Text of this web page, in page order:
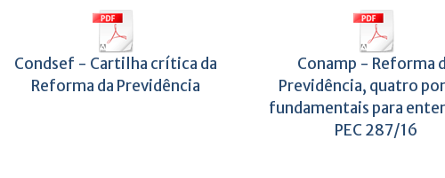
Condsef - Cartilha crítica da
Reforma da Previdência
Conamp - Reforma
Previdência, quatro
fundamentais para
PEC 287/16